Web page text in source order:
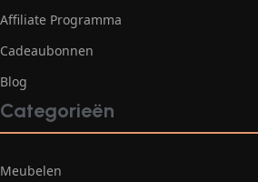
Affiliate Programma
Cadeaubonnen
Blog
Categorieën
Meubelen